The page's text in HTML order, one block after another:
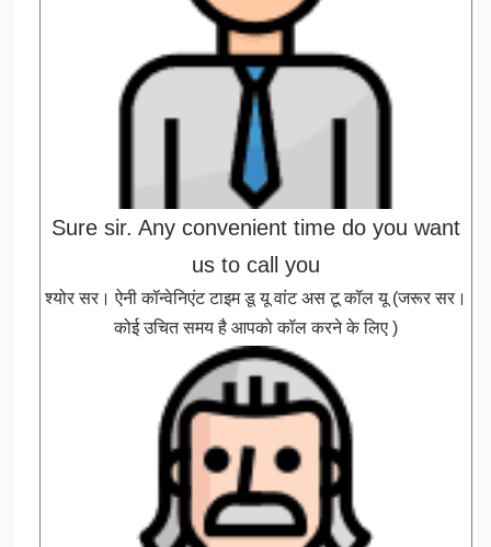
Sure sir. Any convenient time do you want
us to call you
श्योर सर। ऐनी कॉन्वेनिएंट टाइम डू यू वांट अस टू कॉल यू (जरूर सर।
कोई उचित समय है आपको कॉल करने के लिए )